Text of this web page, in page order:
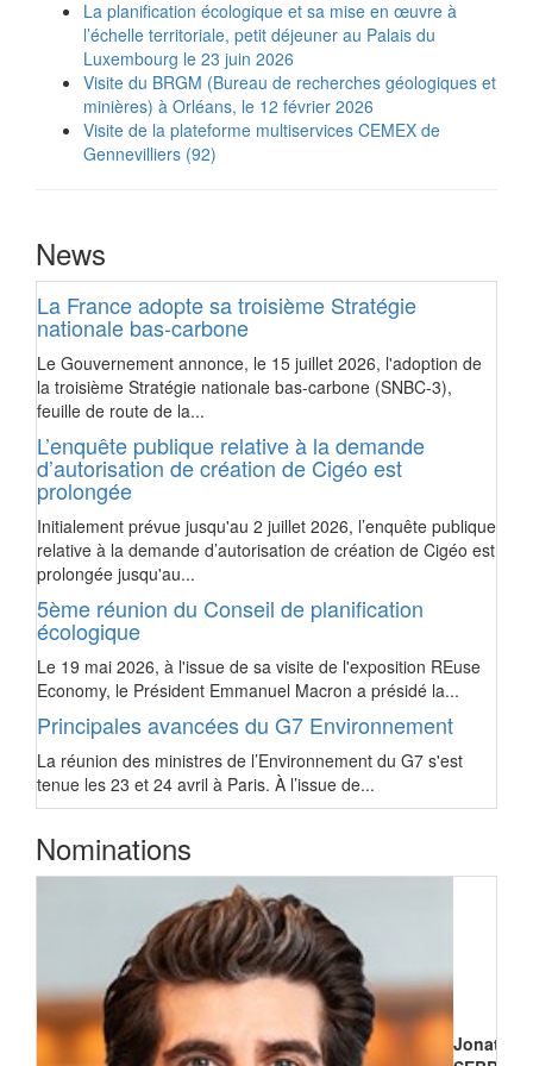
La planification écologique et sa mise en œuvre à
l’échelle territoriale, petit déjeuner au Palais du
Luxembourg le 23 juin 2026
Visite du BRGM (Bureau de recherches géologiques et
minières) à Orléans, le 12 février 2026
Visite de la plateforme multiservices CEMEX de
Gennevilliers (92)
News
La France adopte sa troisième Stratégie
nationale bas-carbone
Le Gouvernement annonce, le 15 juillet 2026, l'adoption de
la troisième Stratégie nationale bas-carbone (SNBC-3),
feuille de route de la...
L’enquête publique relative à la demande
d’autorisation de création de Cigéo est
prolongée
Initialement prévue jusqu'au 2 juillet 2026, l’enquête publique
relative à la demande d’autorisation de création de Cigéo est
prolongée jusqu'au...
5ème réunion du Conseil de planification
écologique
Le 19 mai 2026, à l'issue de sa visite de l'exposition REuse
Economy, le Président Emmanuel Macron a présidé la...
Principales avancées du G7 Environnement
La réunion des ministres de l’Environnement du G7 s'est
tenue les 23 et 24 avril à Paris. À l’issue de...
Nominations
Jonathan